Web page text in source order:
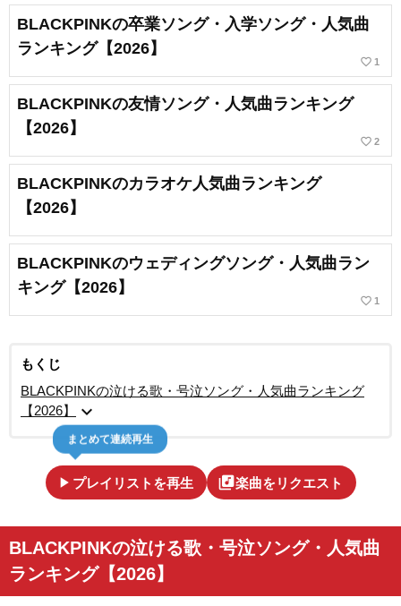
BLACKPINKの卒業ソング・入学ソング・人気曲
ランキング【2026】
favorite_border 1
BLACKPINKの友情ソング・人気曲ランキング
【2026】
favorite_border 2
BLACKPINKのカラオケ人気曲ランキング
【2026】
BLACKPINKのウェディングソング・人気曲ラン
キング【2026】
favorite_border 1
もくじ
BLACKPINKの泣ける歌・号泣ソング・人気曲ランキング
【2026】
expand_more
play_arrow プレイリストを再生
まとめて連続再生
library_music楽曲をリクエスト
BLACKPINKの泣ける歌・号泣ソング・人気曲
ランキング【2026】